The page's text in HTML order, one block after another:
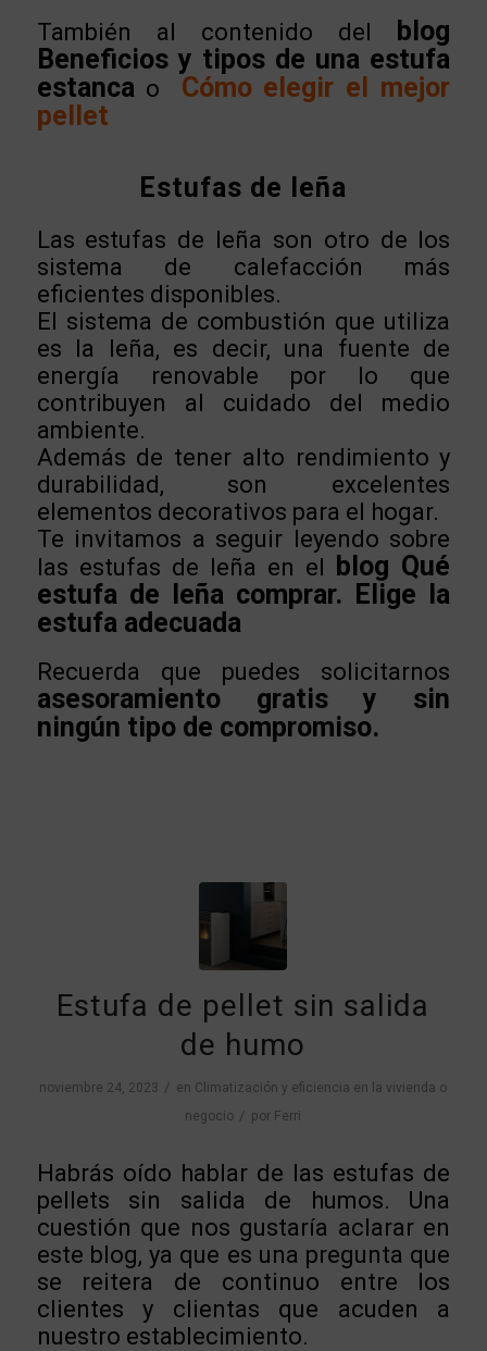
También al contenido del
blog
Beneficios y tipos de una estufa
estanca o Cómo elegir el mejor
pellet
Estufas de leña
Las estufas de leña son otro de los
sistema de calefacción más
eficientes disponibles.
El sistema de combustión que utiliza
es la leña, es decir, una fuente de
energía renovable por lo que
contribuyen al cuidado del medio
ambiente.
Además de tener alto rendimiento y
durabilidad, son excelentes
elementos decorativos para el hogar.
Te invitamos a seguir leyendo sobre
las estufas de leña en el
blog Qué
estufa de leña comprar. Elige la
estufa adecuada
Recuerda que puedes solicitarnos
asesoramiento gratis y sin
ningún tipo de compromiso.
Estufa de pellet sin salida
de humo
noviembre 24, 2023 / en Climatización y eficiencia en la vivienda o
negocio / por Ferri
Habrás oído hablar de las estufas de
pellets sin salida de humos. Una
cuestión que nos gustaría aclarar en
este blog, ya que es una pregunta que
se reitera de continuo entre los
clientes y clientas que acuden a
nuestro establecimiento.